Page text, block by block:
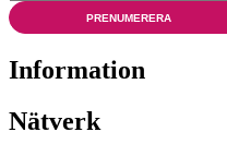
PRENUMERERA
Information
Nätverk